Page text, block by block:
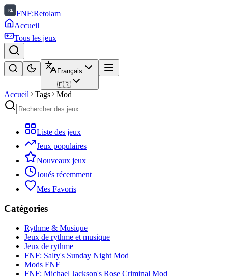
FNF:Retolam
Accueil
Tous les jeux
Français
🇫🇷
Accueil Tags Mod
Liste des jeux
Jeux populaires
Nouveaux jeux
Joués récemment
Mes Favoris
Catégories
Rythme & Musique
Jeux de rythme et musique
Jeux de rythme
FNF: Salty's Sunday Night Mod
Mods FNF
FNF: Michael Jackson's Rose Criminal Mod